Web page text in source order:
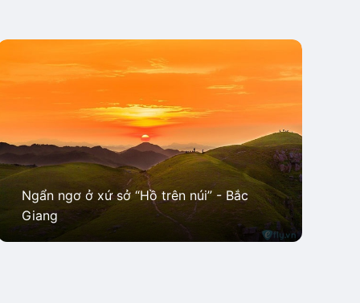
Ngẩn ngơ ở xứ sở “Hồ trên núi” - Bắc
Giang